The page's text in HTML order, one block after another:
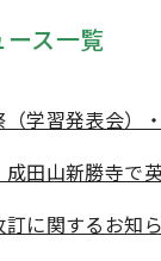
ス一覧
（学習発表会）
田山新勝寺で
訂に関するお知